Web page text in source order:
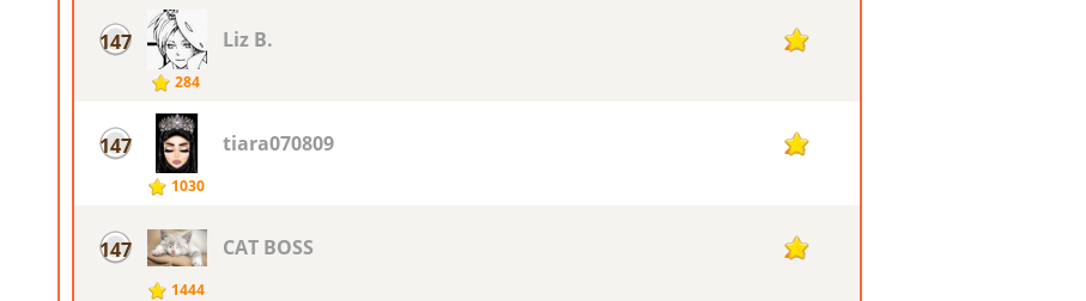
147
284
Liz B. 23
147
1030
tiara070809 23
147
1444
CAT BOSS 23